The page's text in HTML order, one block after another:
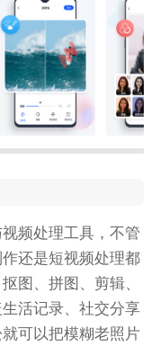
频处理工具，不管
还是短视频处理都
图、拼图、剪辑、
活记录、社交分享
可以把模糊老照片